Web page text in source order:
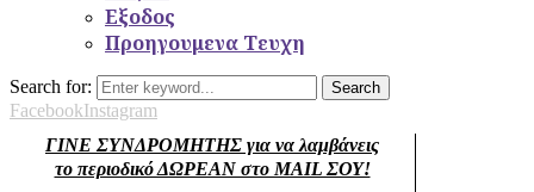
Εξοδος
Προηγουμενα Τευχη
Search for: Search
FacebookInstagram
ΓΙΝΕ ΣΥΝΔΡΟΜΗΤΗΣ για να λαμβάνεις
το περιοδικό ΔΩΡΕΑΝ στο MAIL ΣΟΥ!